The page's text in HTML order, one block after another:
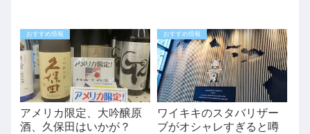
おすすめ情報
アメリカ限定、大吟醸原
酒、久保田はいかが？
おすすめ情報
ワイキキのスタバリザー
ブがオシャレすぎると噂